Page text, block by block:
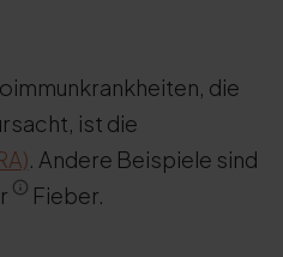
die
ist die
. Andere Beispiele sind
Fieber.